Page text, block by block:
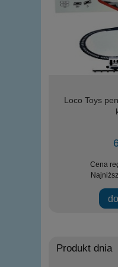
Loco Toys
Cena
Produkt dnia